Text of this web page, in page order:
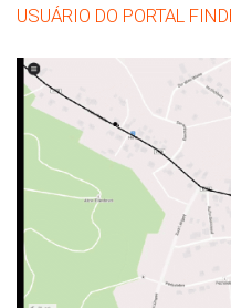
USUÁRIO DO PORTAL